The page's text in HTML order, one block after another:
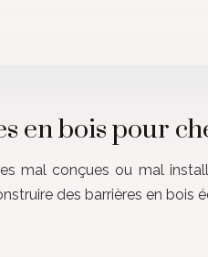
en bois pour
mal conçues ou mal
des barrières en bois